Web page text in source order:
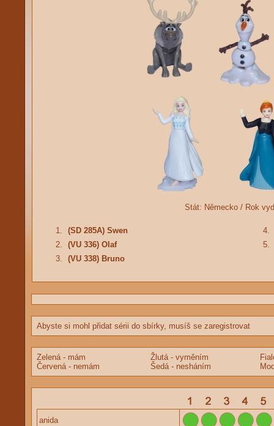
Stát: Německo / Rok
1. (SD 285A) Swen
4.
2.
(VU 336) Olaf
5.
3.
(VU 338) Bruno
Abyste si mohl přidat sérii do sbírky, musíš se zaregistrovat
Zelená - mám
Červená - nemám
Žlutá - vyměním
Šedá - nesháním
anida